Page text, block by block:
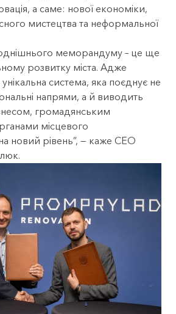
а саме: нової економіки,
мистецтва та неформальної
меморандуму – це ще
розвитку міста. Адже
система, яка поєднує не
напрями, а й виводить
громадянським
місцевого
новий рівень”, — каже СЕО